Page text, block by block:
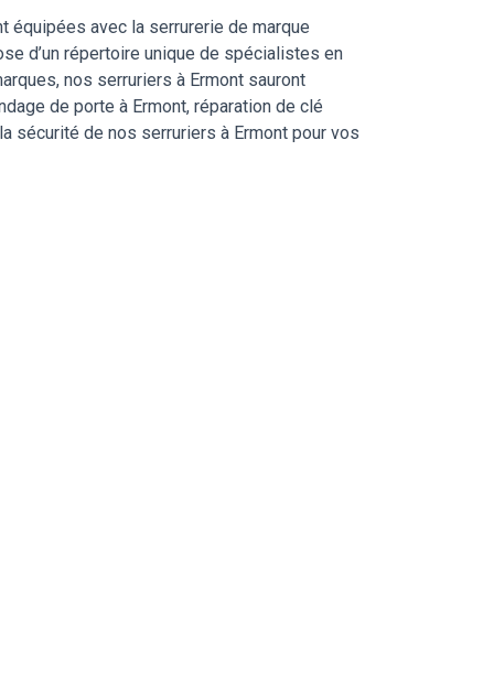
avec la serrurerie de marque
d’un répertoire unique de spécialistes en
nos serruriers à Ermont sauront
de porte à Ermont, réparation de clé
sécurité de nos serruriers à Ermont pour vos